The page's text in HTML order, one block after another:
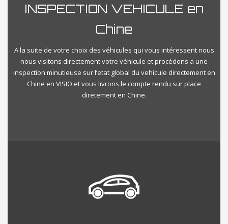
INSPECTION VEHICULE en
Chine
A la suite de votre choix des véhicules qui vous intéressent nous
nous visitons directement votre véhicule et procédons a une
inspection minutieuse sur l’etat global du vehicule directement en
Chine en VISIO et vous livrons le compte rendu sur place
diretement en Chine.